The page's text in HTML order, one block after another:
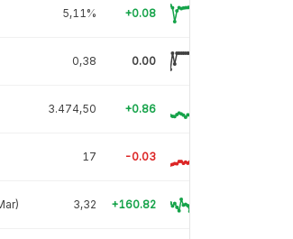
5,11% +0.08
0,38 0.00
3.474,50 +0.86
17 -0.03
3,32 +160.82